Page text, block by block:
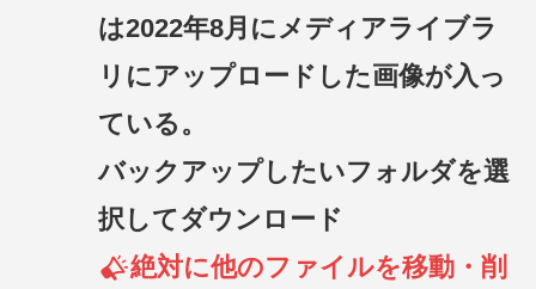
は2022年8月にメディアライブラ
リにアップロードした画像が入っ
ている。
バックアップしたいフォルダを選
択してダウンロード
絶対に他のファイルを移動・削